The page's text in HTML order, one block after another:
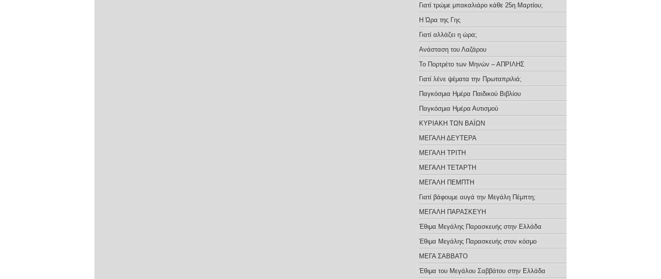
Γιατί τρώμε μπακαλιάρο κάθε 25η Μαρτίου;
Η Ώρα της Γης
Γιατί αλλάζει η ώρα;
Ανάσταση του Λαζάρου
Το Πορτρέτο των Μηνών – ΑΠΡΙΛΗΣ
Γιατί λένε ψέματα την Πρωταπριλιά;
Παγκόσμια Ημέρα Παιδικού Βιβλίου
Παγκόσμια Ημέρα Αυτισμού
ΚΥΡΙΑΚΗ ΤΩΝ ΒΑΪΩΝ
ΜΕΓΑΛΗ ΔΕΥΤΕΡΑ
ΜΕΓΑΛΗ ΤΡΙΤΗ
ΜΕΓΑΛΗ ΤΕΤΑΡΤΗ
ΜΕΓΑΛΗ ΠΕΜΠΤΗ
Γιατί βάφουμε αυγά την Μεγάλη Πέμπτη;
ΜΕΓΑΛΗ ΠΑΡΑΣΚΕΥΗ
Έθιμα Μεγάλης Παρασκευής στην Ελλάδα
Έθιμα Μεγάλης Παρασκευής στον κόσμο
ΜΕΓΑ ΣΑΒΒΑΤΟ
Έθιμα του Μεγάλου Σαββάτου στην Ελλάδα